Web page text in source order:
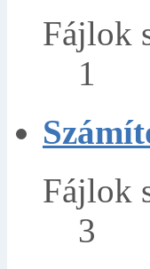
Fájlok
1
Fájlok
3